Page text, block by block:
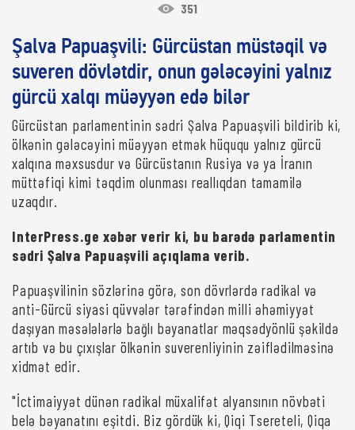
351
Şalva Papuaşvili: Gürcüstan müstəqil və
suveren dövlətdir, onun gələcəyini yalnız
gürcü xalqı müəyyən edə bilər
Gürcüstan parlamentinin sədri Şalva Papuaşvili bildirib ki,
ölkənin gələcəyini müəyyən etmək hüququ yalnız gürcü
xalqına məxsusdur və Gürcüstanın Rusiya və ya İranın
müttəfiqi kimi təqdim olunması reallıqdan tamamilə
uzaqdır.
InterPress.ge xəbər verir ki, bu barədə parlamentin
sədri Şalva Papuaşvili açıqlama verib.
Papuaşvilinin sözlərinə görə, son dövrlərdə radikal və
anti-Gürcü siyasi qüvvələr tərəfindən milli əhəmiyyət
daşıyan məsələlərlə bağlı bəyanatlar məqsədyönlü şəkildə
artıb və bu çıxışlar ölkənin suverenliyinin zəiflədilməsinə
xidmət edir.
"İctimaiyyət dünən radikal müxalifət alyansının növbəti
belə bəyanatını eşitdi. Biz gördük ki, Qiqi Tsereteli, Qiqa